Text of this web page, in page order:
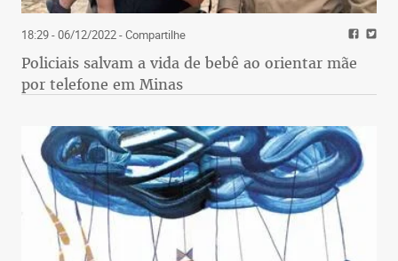
18:29 - 06/12/2022- Compartilhe
Policiais salvam a vida de bebê ao orientar mãe
por telefone em Minas